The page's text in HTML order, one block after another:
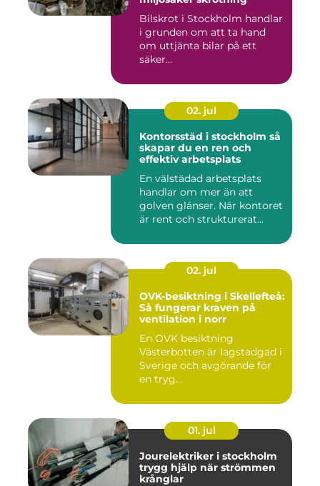
Bilskrot i Stockholm handlar
i grunden om att ta hand
om uttjänta bilar på ett
säker...
02. jul
Kontorsstäd i stockholm så
skapar du en ren och
effektiv arbetsplats
En välstädad arbetsplats
handlar om mer än att
golven glänser. När kontoret
är rent och strukturerat...
02. jul
OVK-besiktning i Skellefteå:
Så fungerar kraven på
ventilation i norr
En OVK besiktning
Västerbotten är lagstadgad i
Sverige och avgörande för
en tryg...
01. jul
Jourelektriker i stockholm
trygg hjälp när strömmen
krånglar